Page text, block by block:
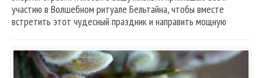
участию в Волшебном ритуале Бельтайна, чтобы вместе
встретить этот чудесный праздник и направить мощную